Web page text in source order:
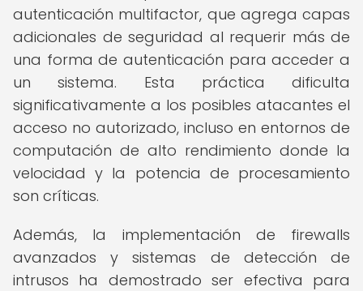
autenticación multifactor, que agrega capas
adicionales de seguridad al requerir más de
una forma de autenticación para acceder a
un sistema. Esta práctica dificulta
significativamente a los posibles atacantes el
acceso no autorizado, incluso en entornos de
computación de alto rendimiento donde la
velocidad y la potencia de procesamiento
son críticas.
Además, la implementación de firewalls
avanzados y sistemas de detección de
intrusos ha demostrado ser efectiva para